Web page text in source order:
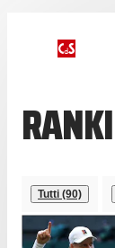
Tutti (90)